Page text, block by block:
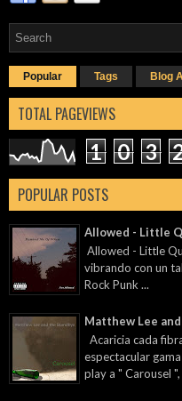
Popular Tags Blog
TOTAL PAGEVIEWS
1 0 3
POPULAR POSTS
Allowed - Little
Allowed - Little
vibrando con un
Rock Punk ...
Matthew Lee
Acaricia cada
espectacular
play a " Carousel ",